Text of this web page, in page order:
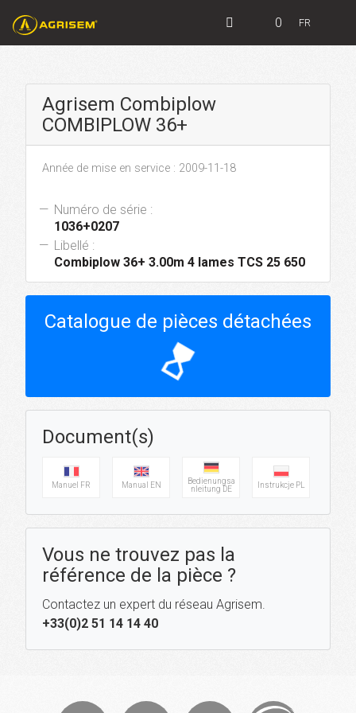
0 FR
Agrisem Combiplow
COMBIPLOW 36+
Année de mise en service : 2009-11-18
Numéro de série :
1036+0207
Libellé :
Combiplow 36+ 3.00m 4 lames TCS 25 650
Catalogue de pièces détachées
hourglass_top
Document(s)
Manuel FR Manual EN
Bedienungsa
nleitung DE
Instrukcje PL
Vous ne trouvez pas la
référence de la pièce ?
Contactez un expert du réseau Agrisem.
+33(0)2 51 14 14 40